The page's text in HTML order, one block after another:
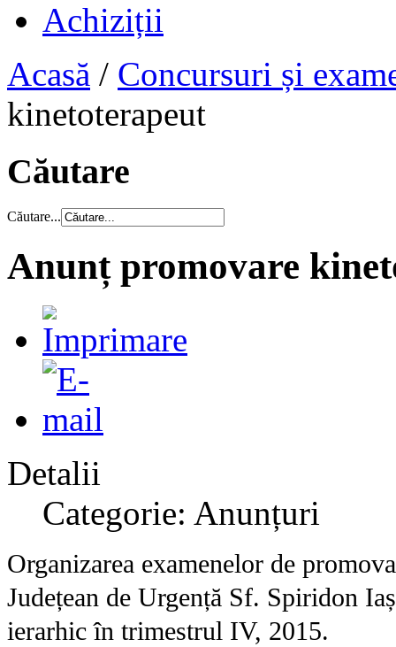
Achiziții
Acasă / Concursuri și
kinetoterapeut
Căutare
Căutare...
Anunț promovare
Detalii
Categorie: Anunțuri
Organizarea examenelor de
Județean de Urgență Sf. Spiridon
ierarhic în trimestrul IV, 2015.